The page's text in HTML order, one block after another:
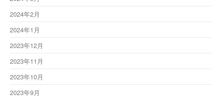
2024年2月
2024年1月
2023年12月
2023年11月
2023年10月
2023年9月